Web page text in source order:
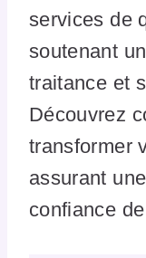
services de
soutenant
traitance et
Découvrez
transformer
assurant
confiance